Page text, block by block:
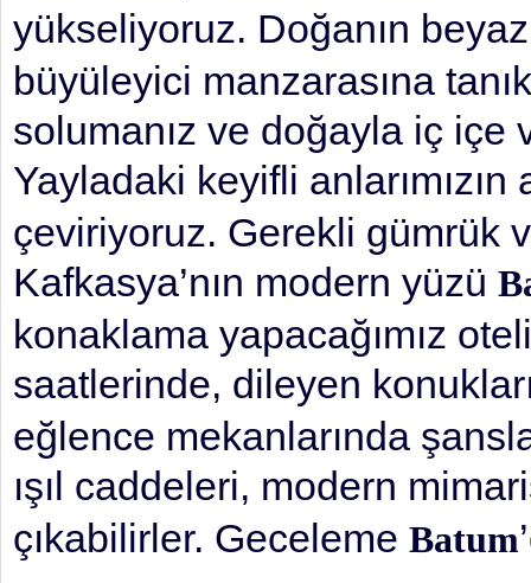
yükseliyoruz. Doğanın
büyüleyici manzarasına
solumanız ve doğayla iç
Yayladaki keyifli anlarımızın
çeviriyoruz. Gerekli gümrük
Kafkasya’nın modern yüzü
konaklama yapacağımız
saatlerinde, dileyen
eğlence mekanlarında
ışıl caddeleri, modern
çıkabilirler. Geceleme Batum